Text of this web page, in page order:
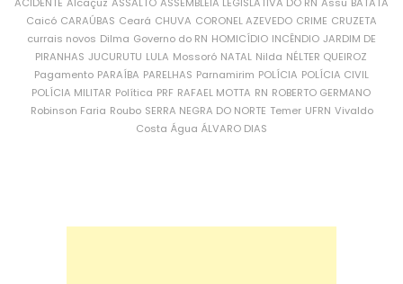
Caicó CARAÚBAS Ceará CHUVA CORONEL AZEVEDO CRIME CRUZETA
currais novos Dilma Governo do RN HOMICÍDIO INCÊNDIO JARDIM DE
PIRANHAS JUCURUTU LULA Mossoró NATAL Nilda NÉLTER QUEIROZ
Pagamento PARAÍBA PARELHAS Parnamirim POLÍCIA POLÍCIA CIVIL
POLÍCIA MILITAR Política PRF RAFAEL MOTTA RN ROBERTO GERMANO
Robinson Faria Roubo SERRA NEGRA DO NORTE Temer UFRN Vivaldo
Costa Água ÁLVARO DIAS